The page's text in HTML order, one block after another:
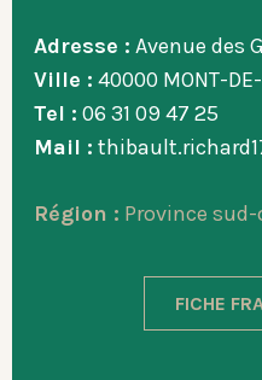
Adresse : Avenue des
Ville : 40000 MONT-
Tel : 06 31 09 47 25
Mail :
Région : Province
FICHE